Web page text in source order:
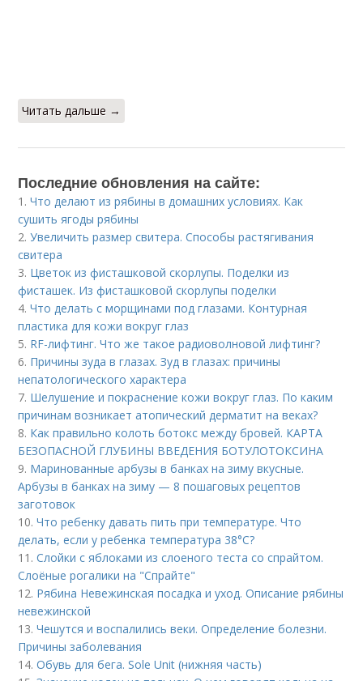
Читать дальше →
Последние обновления на сайте:
1.Что делают из рябины в домашних условиях. Как
сушить ягоды рябины
2.Увеличить размер свитера. Способы растягивания
свитера
3. Цветок из фисташковой скорлупы. Поделки из
фисташек. Из фисташковой скорлупы поделки
4.Что делать с морщинами под глазами. Контурная
пластика для кожи вокруг глаз
5. RF-лифтинг. Что же такое радиоволновой лифтинг?
6. Причины зуда в глазах. Зуд в глазах: причины
непатологического характера
7. Шелушение и покраснение кожи вокруг глаз. По каким
причинам возникает атопический дерматит на веках?
8. Как правильно колоть ботокс между бровей. КАРТА
БЕЗОПАСНОЙ ГЛУБИНЫ ВВЕДЕНИЯ БОТУЛОТОКСИНА
9. Маринованные арбузы в банках на зиму вкусные.
Арбузы в банках на зиму — 8 пошаговых рецептов
заготовок
10.Что ребенку давать пить при температуре. Что
делать, если у ребенка температура 38°С?
11.Слойки с яблоками из слоеного теста со спрайтом.
Слоёные рогалики на "Спрайте"
12. Рябина Невежинская посадка и уход. Описание рябины
невежинской
13.Чешутся и воспалились веки. Определение болезни.
Причины заболевания
14.Обувь для бега. Sole Unit (нижняя часть)